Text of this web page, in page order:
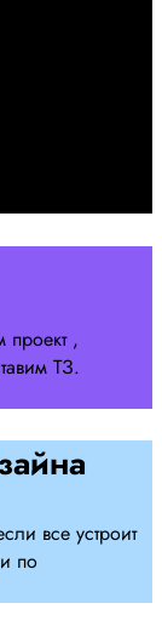
,
ТЗ.
все устроит
по